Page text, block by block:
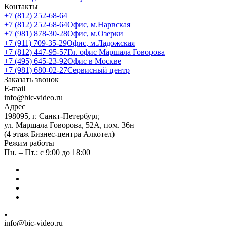
Контакты
+7 (812) 252-68-64
+7 (812) 252-68-64Офис, м.Нарвская
+7 (981) 878-30-28Офис, м.Озерки
+7 (911) 709-35-29Офис, м.Ладожская
+7 (812) 447-95-57Гл. офис Маршала Говорова
+7 (495) 645-23-92Офис в Москве
+7 (981) 680-02-27Сервисный центр
Заказать звонок
E-mail
info@bic-video.ru
Адрес
198095, г. Санкт-Петербург,
ул. Маршала Говорова, 52А, пом. 36н
(4 этаж Бизнес-центра Алкотел)
Режим работы
Пн. – Пт.: с 9:00 до 18:00
info@bic-video.ru